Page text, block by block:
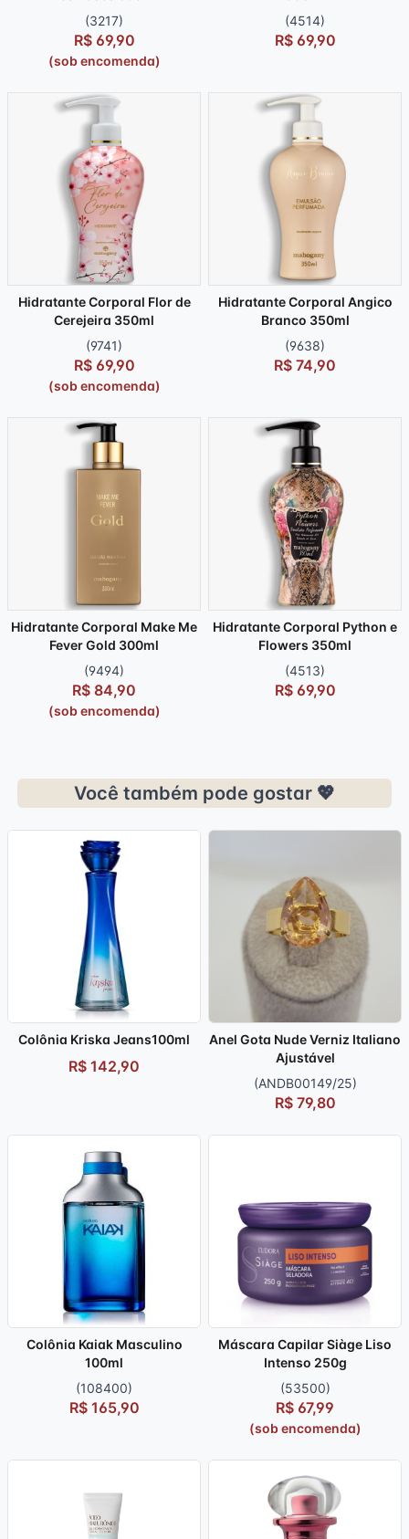
(3217)
R$ 69,90
(sob encomenda)
(4514)
R$ 69,90
Hidratante Corporal Flor de
Cerejeira 350ml
(9741)
R$ 69,90
(sob encomenda)
Hidratante Corporal Angico
Branco 350ml
(9638)
R$ 74,90
Hidratante Corporal Make Me
Fever Gold 300ml
(9494)
R$ 84,90
(sob encomenda)
Hidratante Corporal Python e
Flowers 350ml
(4513)
R$ 69,90
Você também pode gostar 💖
Colônia Kriska Jeans100ml
R$ 142,90
Anel Gota Nude Verniz Italiano
Ajustável
(ANDB00149/25)
R$ 79,80
Colônia Kaiak Masculino
100ml
(108400)
R$ 165,90
Máscara Capilar Siàge Liso
Intenso 250g
(53500)
R$ 67,99
(sob encomenda)